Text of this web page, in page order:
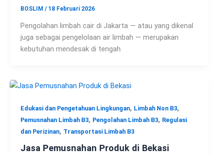
BOSLIM / 18 Februari 2026
Pengolahan limbah cair di Jakarta — atau yang dikenal
juga sebagai pengelolaan air limbah — merupakan
kebutuhan mendesak di tengah
Edukasi dan Pengetahuan Lingkungan, Limbah Non B3,
Pemusnahan Limbah B3, Pengolahan Limbah B3, Regulasi
dan Perizinan, Transportasi Limbah B3
Jasa Pemusnahan Produk di Bekasi